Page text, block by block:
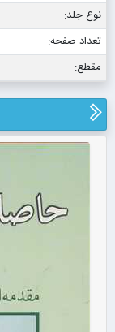
نوع جلد:
تعداد صفحه:
مقطع: